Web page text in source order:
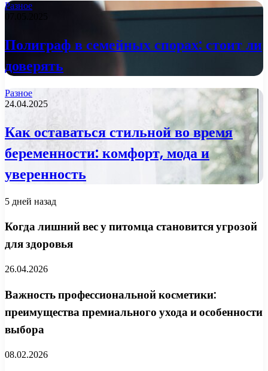
Разное
07.05.2025
Полиграф в семейных спорах: стоит ли
доверять
Разное
24.04.2025
Как оставаться стильной во время
беременности: комфорт, мода и
уверенность
5 дней назад
Когда лишний вес у питомца становится угрозой
для здоровья
26.04.2026
Важность профессиональной косметики:
преимущества премиального ухода и особенности
выбора
08.02.2026